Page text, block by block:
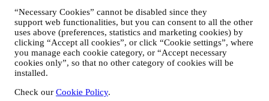
“Necessary Cookies” cannot be disabled since they
support web functionalities, but you can consent to all the other
uses above (preferences, statistics and marketing cookies) by
clicking “Accept all cookies”, or click “Cookie settings”, where
you manage each cookie category, or “Accept necessary
cookies only”, so that no other category of cookies will be
installed.
Check our Cookie Policy.
le nom, le prénom, l’adresse électronique, la date de naissance
et d’autres coordonnées (adresse, numéro de téléphone), dans
le but de créer un compte Le Creuset, de faire un achat en tant
qu’utilisateur invité ou l’abonnement à nos communications
marketing sur le site Web ou en magasin.
les données concernant votre achat, comme par exemple la
date et l’heure de l’achat, informations relatives la livraison,
commandes.